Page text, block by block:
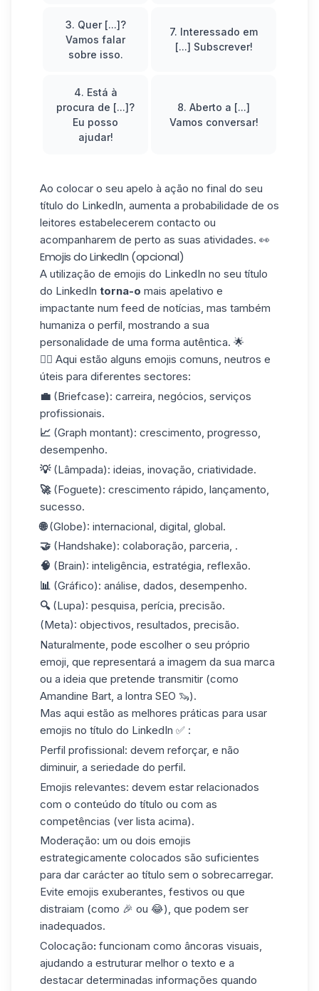
3. Quer [...]?
Vamos falar
sobre isso.
7. Interessado em
[...] Subscrever!
4. Está à
procura de [...]?
Eu posso
ajudar!
8. Aberto a [...]
Vamos conversar!
Ao colocar o seu apelo à ação no final do seu
título do LinkedIn, aumenta a probabilidade de os
leitores estabelecerem contacto ou
acompanharem de perto as suas atividades. 👀
Emojis do LinkedIn (opcional)
A utilização de emojis do LinkedIn no seu título
do LinkedIn torna-o mais apelativo e
impactante num feed de notícias, mas também
humaniza o perfil, mostrando a sua
personalidade de uma forma autêntica. 🌟
👉🏼 Aqui estão alguns emojis comuns, neutros e
úteis para diferentes sectores:
💼 (Briefcase): carreira, negócios, serviços
profissionais.
📈 (Graph montant): crescimento, progresso,
desempenho.
💡(Lâmpada): ideias, inovação, criatividade.
🚀(Foguete): crescimento rápido, lançamento,
sucesso.
🌐(Globe): internacional, digital, global.
🤝 (Handshake): colaboração, parceria, .
🧠 (Brain): inteligência, estratégia, reflexão.
📊 (Gráfico): análise, dados, desempenho.
🔍(Lupa): pesquisa, perícia, precisão.
(Meta): objectivos, resultados, precisão.
Naturalmente, pode escolher o seu próprio
emoji, que representará a imagem da sua marca
ou a ideia que pretende transmitir (como
Amandine Bart, a lontra SEO 🦦).
Mas aqui estão as melhores práticas para usar
emojis no título do LinkedIn ✅ :
Perfil profissional: devem reforçar, e não
diminuir, a seriedade do perfil.
Emojis relevantes: devem estar relacionados
com o conteúdo do título ou com as
competências (ver lista acima).
Moderação: um ou dois emojis
estrategicamente colocados são suficientes
para dar carácter ao título sem o sobrecarregar.
Evite emojis exuberantes, festivos ou que
distraiam (como 🎉 ou 😂), que podem ser
inadequados.
Colocação: funcionam como âncoras visuais,
ajudando a estruturar melhor o texto e a
destacar determinadas informações quando